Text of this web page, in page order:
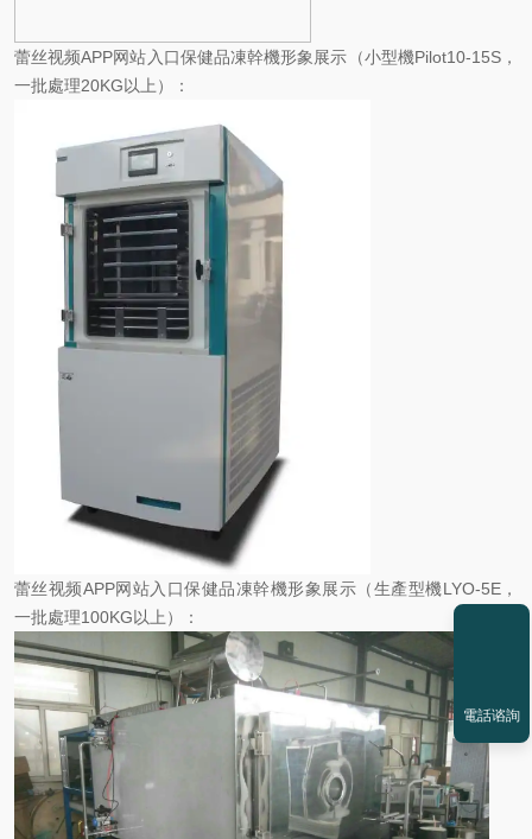
蕾丝视频APP网站入口保健品凍幹機形象展示（小型機Pilot10-15S，
一批處理20KG以上）：
蕾丝视频APP网站入口保健品凍幹機形象展示（生產型機LYO-5E，
一批處理100KG以上）：
電話谘詢